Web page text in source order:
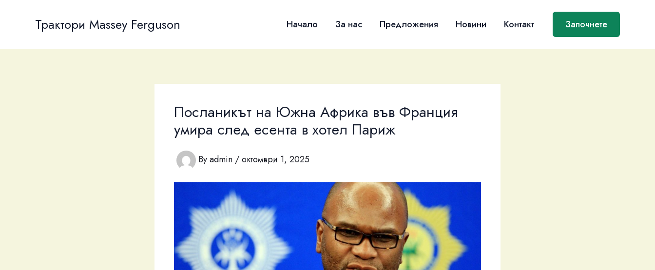
Трактори Massey Ferguson Начало За нас Предложения Новини Контакт Започнете
Посланикът на Южна Африка във Франция
умира след есента в хотел Париж
Byadmin /октомври 1, 2025